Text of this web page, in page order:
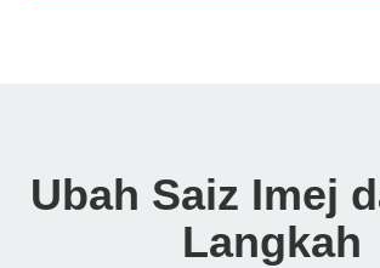
Ubah Saiz Imej
Langkah